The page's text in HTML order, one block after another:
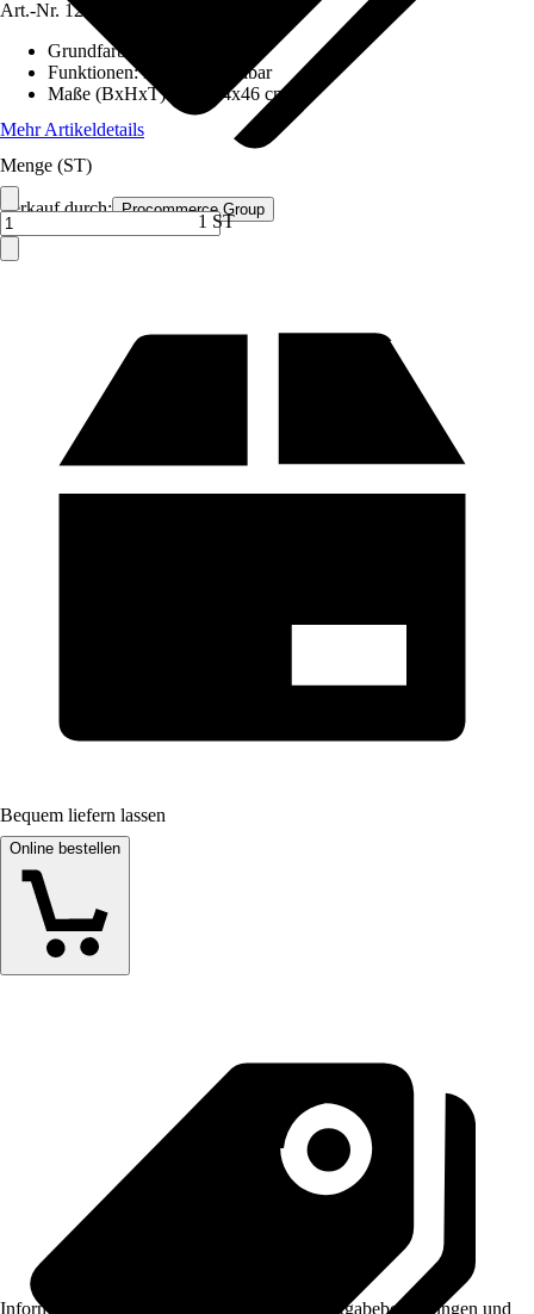
Verkauf durch: Procommerce Group
Art.-Nr. 12585269
Grundfarbe
Funktionen:Höhenverstellbar
Maße (BxHxT)
116x44x46 cm
Mehr Artikeldetails
Menge (ST)
1 ST
Bequem liefern lassen
Online bestellen
Informationen des Verkäufers, wie z. B. Rückgabebedingungen und